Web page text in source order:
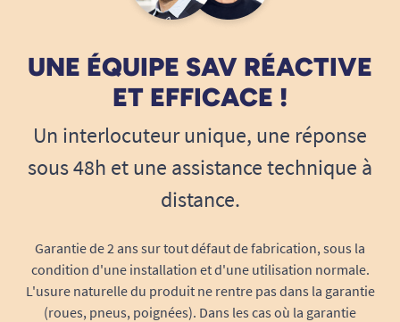
UNE ÉQUIPE SAV RÉACTIVE
ET EFFICACE !
Un interlocuteur unique, une réponse
sous 48h et une assistance technique à
distance.
Garantie de 2 ans sur tout défaut de fabrication, sous la
condition d'une installation et d'une utilisation normale.
L'usure naturelle du produit ne rentre pas dans la garantie
(roues, pneus, poignées). Dans les cas où la garantie